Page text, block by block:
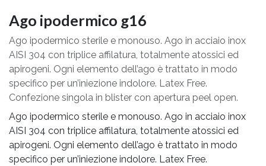
Ago ipodermico g16
Ago ipodermico sterile e monouso. Ago in acciaio inox
AISI 304 con triplice affilatura, totalmente atossici ed
apirogeni. Ogni elemento dell’ago è trattato in modo
specifico per un’iniezione indolore. Latex Free.
Confezione singola in blister con apertura peel open.
Ago ipodermico sterile e monouso. Ago in acciaio inox
AISI 304 con triplice affilatura, totalmente atossici ed
apirogeni. Ogni elemento dell’ago è trattato in modo
specifico per un’iniezione indolore. Latex Free.